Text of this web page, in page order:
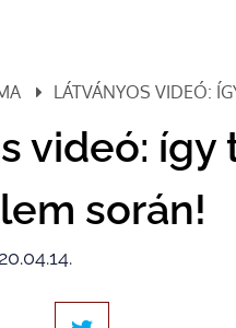
LÁTVÁNYOS VIDEÓ:
videó:
során!